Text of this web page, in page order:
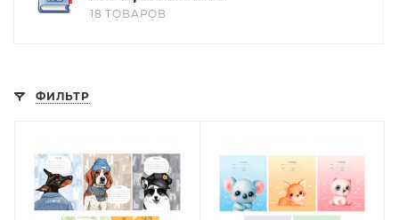
18 ТОВАРОВ
ФИЛЬТР